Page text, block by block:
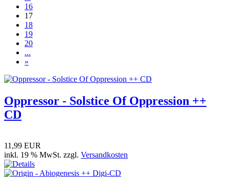
16
17
18
19
20
...
»
Oppressor - Solstice Of Oppression ++
CD
11,99 EUR
inkl. 19 % MwSt. zzgl. Versandkosten